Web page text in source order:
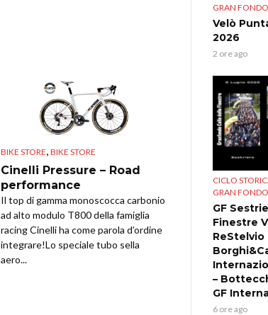
BIKE STORE, BIKE STORE
Cinelli Pressure – Road
performance
Il top di gamma monoscocca carbonio
ad alto modulo T800 della famiglia
racing Cinelli ha come parola d’ordine
integrare!Lo speciale tubo sella
aero...
GRAN FONDO
Velò
2026
2 ore ago
CICLO
GRAN FONDO
GF
Finestre
ReStelvio
–
GF
6 ore ago